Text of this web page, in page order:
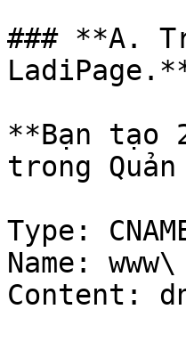
### **A.
**Bạn tạo
trong
Type:
Name: www\
Content: